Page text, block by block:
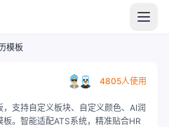
模板
4805人使用
支持自定义板块、自定义颜色、AI润
。智能适配ATS系统，精准贴合HR